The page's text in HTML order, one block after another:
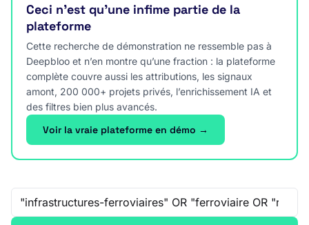
Ceci n’est qu’une infime partie de la
plateforme
Cette recherche de démonstration ne ressemble pas à
Deepbloo et n’en montre qu’une fraction : la plateforme
complète couvre aussi les attributions, les signaux
amont, 200 000+ projets privés, l’enrichissement IA et
des filtres bien plus avancés.
Voir la vraie plateforme en démo →
Recherche libre